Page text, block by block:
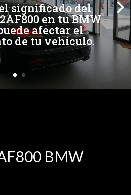
significado del
en tu BMW
afectar el
de tu vehículo.
BMW